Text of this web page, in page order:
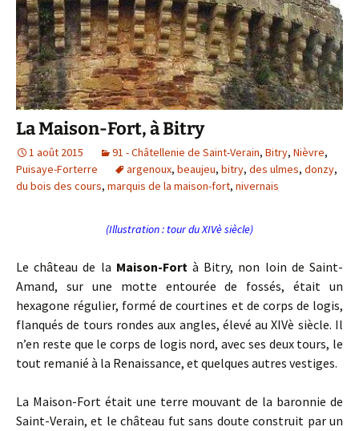
La Maison-Fort, à Bitry
1 août 2015 91 - Châtellenie de Saint-Verain, Bitry, Nièvre,
Puisaye-Forterre
argenoux, beaujeu, bitry, des ulmes, donzy,
du bois des cours, marquis de la maison-fort, nivernais
(Illustration : tour du XIVè siècle)
Le château de la Maison-Fortà Bitry, non loin de Saint-
Amand, sur une motte entourée de fossés, était un
hexagone régulier, formé de courtines et de corps de logis,
flanqués de tours rondes aux angles, élevé au XIVè siècle. Il
n’en reste que le corps de logis nord, avec ses deux tours, le
tout remanié à la Renaissance, et quelques autres vestiges.
La Maison-Fort était une terre mouvant de la baronnie de
Saint-Verain, et le château fut sans doute construit par un